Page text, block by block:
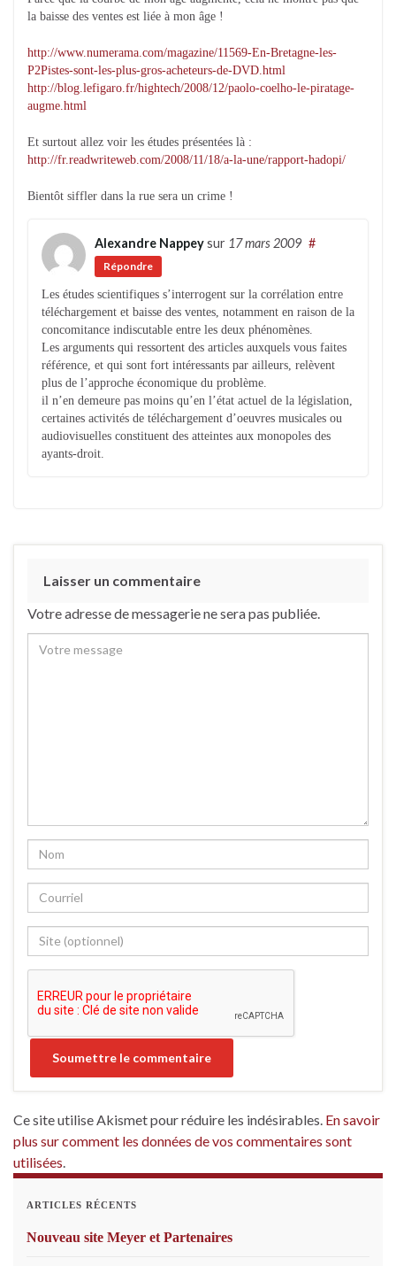
la baisse des ventes est liée à mon âge !
http://www.numerama.com/magazine/11569-En-Bretagne-les-
P2Pistes-sont-les-plus-gros-acheteurs-de-DVD.html
http://blog.lefigaro.fr/hightech/2008/12/paolo-coelho-le-piratage-
augme.html
Et surtout allez voir les études présentées là :
http://fr.readwriteweb.com/2008/11/18/a-la-une/rapport-hadopi/
Bientôt siffler dans la rue sera un crime !
Alexandre Nappeysur 17 mars 2009 #
Répondre
Les études scientifiques s’interrogent sur la corrélation entre
téléchargement et baisse des ventes, notamment en raison de la
concomitance indiscutable entre les deux phénomènes.
Les arguments qui ressortent des articles auxquels vous faites
référence, et qui sont fort intéressants par ailleurs, relèvent
plus de l’approche économique du problème.
il n’en demeure pas moins qu’en l’état actuel de la législation,
certaines activités de téléchargement d’oeuvres musicales ou
audiovisuelles constituent des atteintes aux monopoles des
ayants-droit.
Laisser un commentaire
Votre adresse de messagerie ne sera pas publiée.
Ce site utilise Akismet pour réduire les indésirables. En savoir
plus sur comment les données de vos commentaires sont
utilisées
ARTICLES RÉCENTS
Nouveau site Meyer et Partenaires